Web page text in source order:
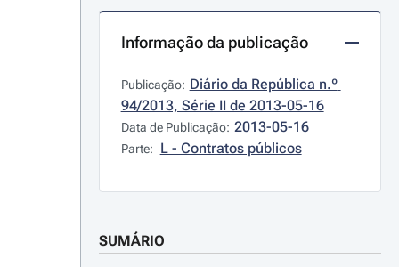
Informação da publicação
Publicação: Diário da República n.º
94/2013, Série II de 2013-05-16
Data de Publicação: 2013-05-16
Parte: L - Contratos públicos
SUMÁRIO